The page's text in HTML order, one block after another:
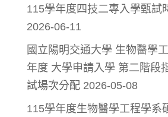
115學年度四技二專入學甄試
2026-06-11
國立陽明交通大學 生物醫學
年度 大學申請入學 第二階段
試場次分配 2026-05-08
115學年度生物醫學工程學系